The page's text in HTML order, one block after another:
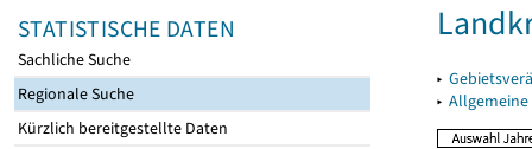
STATISTISCHE DATEN
Sachliche Suche
Regionale Suche
Kürzlich bereitgestellte Daten
▸
▸